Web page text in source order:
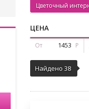
Цветочный
ЦЕНА
От Р
Найдено 38